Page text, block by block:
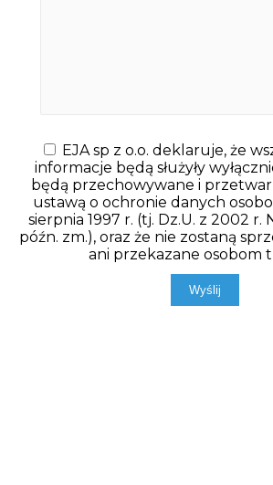
EJA sp z o.o. deklaruje, że
informacje będą służyły
będą przechowywane i
ustawą o ochronie danych
sierpnia 1997 r. (tj. Dz.U. z 2002 r.
późn. zm.), oraz że nie zostaną
ani przekazane osobom